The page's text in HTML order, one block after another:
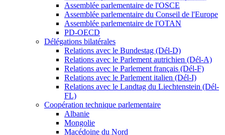
Assemblée parlementaire de l'OSCE
Assemblée parlementaire du Conseil de l'Europe
Assemblée parlementaire de l'OTAN
PD-OECD
Délégations bilatérales
Relations avec le Bundestag (Dél-D)
Relations avec le Parlement autrichien (Dél-A)
Relations avec le Parlement français (Dél-F)
Relations avec le Parlement italien (Dél-I)
Relations avec le Landtag du Liechtenstein (Dél-
FL)
Coopération technique parlementaire
Albanie
Mongolie
Macédoine du Nord